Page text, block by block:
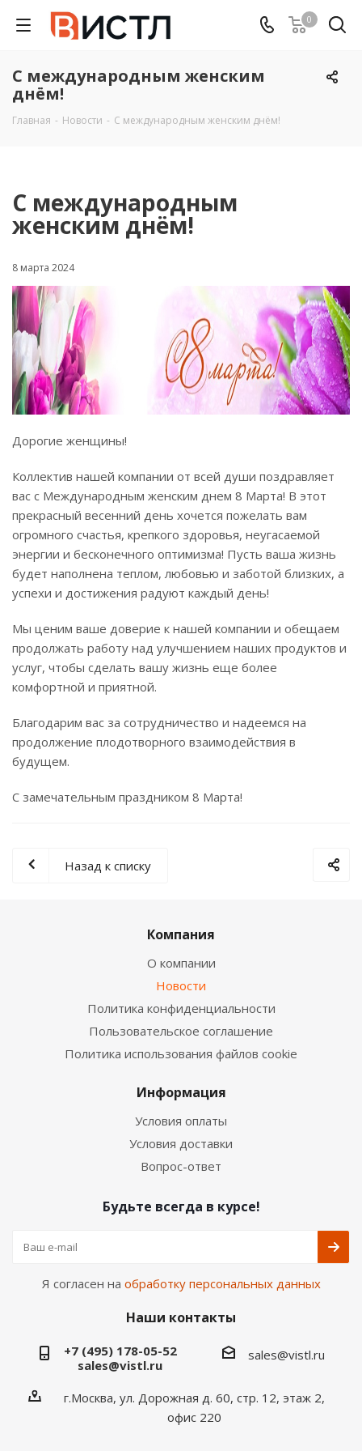
0
С международным женским
днём!
Главная - Новости - С международным женским днём!
С международным
женским днём!
8 марта 2024
Дорогие женщины!
Коллектив нашей компании от всей души поздравляет
вас с Международным женским днем 8 Марта! В этот
прекрасный весенний день хочется пожелать вам
огромного счастья, крепкого здоровья, неугасаемой
энергии и бесконечного оптимизма! Пусть ваша жизнь
будет наполнена теплом, любовью и заботой близких, а
успехи и достижения радуют каждый день!
Мы ценим ваше доверие к нашей компании и обещаем
продолжать работу над улучшением наших продуктов и
услуг, чтобы сделать вашу жизнь еще более
комфортной и приятной.
Благодарим вас за сотрудничество и надеемся на
продолжение плодотворного взаимодействия в
будущем.
С замечательным праздником 8 Марта!
Назад к списку
Компания
О компании
Новости
Политика конфиденциальности
Пользовательское соглашение
Политика использования файлов cookie
Информация
Условия оплаты
Условия доставки
Вопрос-ответ
Будьте всегда в курсе!
Я согласен на обработку персональных данных
Наши контакты
+7 (495) 178-05-52
sales@vistl.ru
sales@vistl.ru
г.Москва, ул. Дорожная д. 60, стр. 12, этаж 2,
офис 220